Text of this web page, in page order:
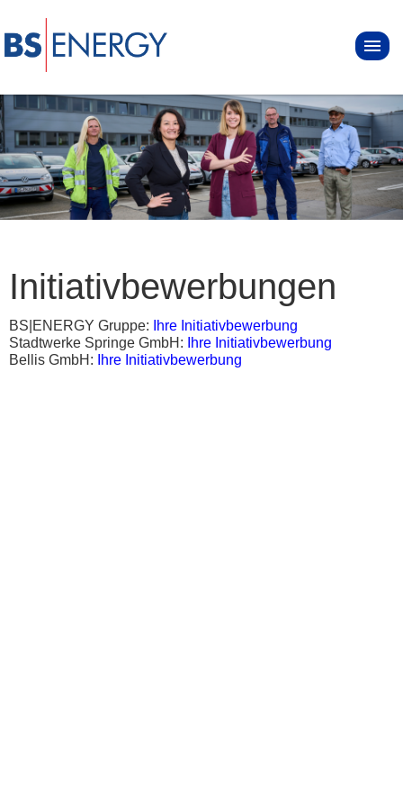
Initiativbewerbungen
BS|ENERGY Gruppe:
Ihre Initiativbewerbung
Stadtwerke Springe GmbH:
Ihre Initiativbewerbung
Bellis GmbH:
Ihre Initiativbewerbung